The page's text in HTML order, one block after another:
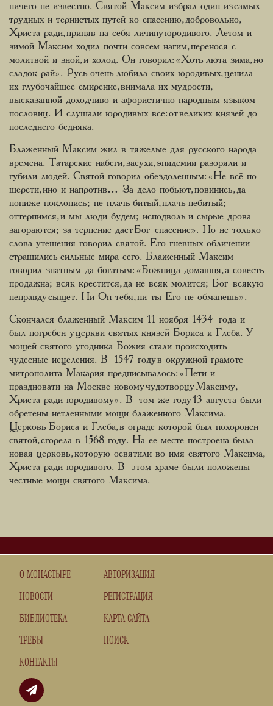
ничего не известно. Святой Максим избрал один из самых
трудных и тернистых путей ко спасению, добровольно,
Христа ради, приняв на себя личину юродивого. Летом и
зимой Максим ходил почти совсем нагим, перенося с
молитвой и зной, и холод. Он говорил: «Хоть люта зима, но
сладок рай». Русь очень любила своих юродивых, ценила
их глубочайшее смирение, внимала их мудрости,
высказанной доходчиво и афористично народным языком
пословиц. И слушали юродивых все: от великих князей до
последнего бедняка.
Блаженный Максим жил в тяжелые для русского народа
времена. Татарские набеги, засухи, эпидемии разоряли и
губили людей. Святой говорил обездоленным: «Не всё по
шерсти, ино и напротив… За дело побьют, повинись, да
пониже поклонись; не плачь битый, плачь небитый;
оттерпимся, и мы люди будем; исподволь и сырые дрова
загораются; за терпение даст Бог спасение». Но не только
слова утешения говорил святой. Его гневных обличении
страшились сильные мира сего. Блаженный Максим
говорил знатным да богатым: «Божница домашня, а совесть
продажна; всяк крестится, да не всяк молится; Бог всякую
неправду сыщет. Ни Он тебя, ни ты Его не обманешь».
Скончался блаженный Максим 11 ноября 1434 года и
был погребен у церкви святых князей Бориса и Глеба. У
мощей святого угодника Божия стали происходить
чудесные исцеления. В 1547 году в окружной грамоте
митрополита Макария предписывалось: «Пети и
праздновати на Москве новому чудотворцу Максиму,
Христа ради юродивому». В том же году 13 августа были
обретены нетленными мощи блаженного Максима.
Церковь Бориса и Глеба, в ограде которой был похоронен
святой, сгорела в 1568 году. На ее месте построена была
новая церковь, которую освятили во имя святого Максима,
Христа ради юродивого. В этом храме были положены
честные мощи святого Максима.
О МОНАСТЫРЕ
НОВОСТИ
БИБЛИОТЕКА
ТРЕБЫ
КОНТАКТЫ
АВТОРИЗАЦИЯ
РЕГИСТРАЦИЯ
КАРТА САЙТА
ПОИСК